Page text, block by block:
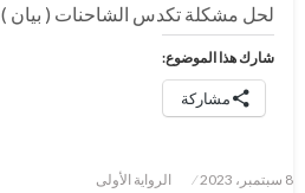
لحل مشكلة تكدس الشاحنات ( بيان )
شارك هذا الموضوع:
مشاركة
نُشر8 سبتمبر، 2023 الرواية الأولى